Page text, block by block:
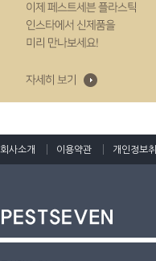
회사소개 이용약관 개인정보